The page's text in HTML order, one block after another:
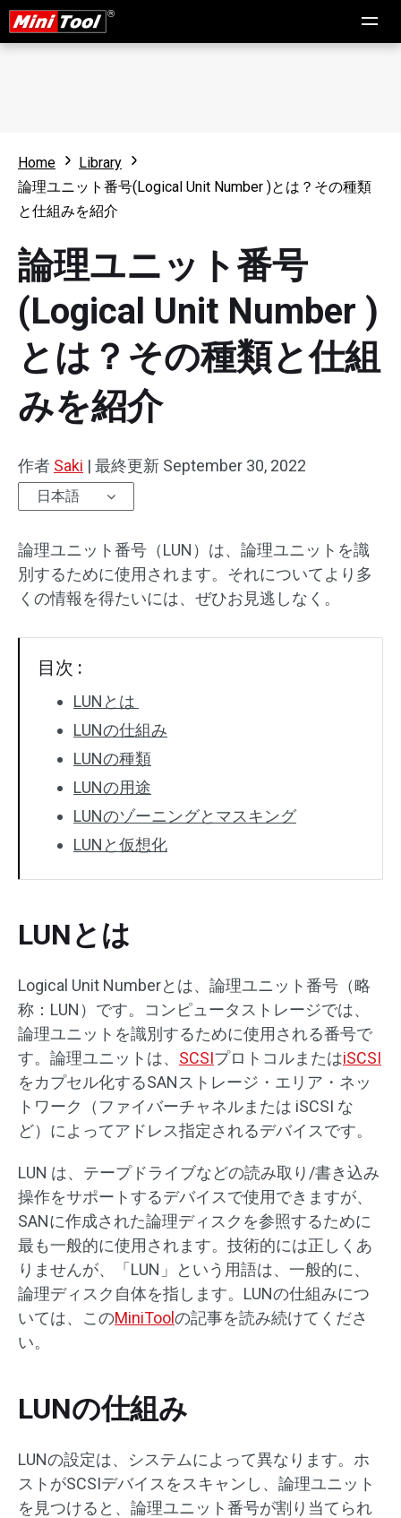
Home
Library
論理ユニット番号(Logical Unit Number )とは？その種類
と仕組みを紹介
論理ユニット番号
(Logical Unit Number )
とは？その種類と仕組
みを紹介
作者 Saki | 最終更新 September 30, 2022
日本語
論理ユニット番号（LUN）は、論理ユニットを識
別するために使用されます。それについてより多
くの情報を得たいには、ぜひお見逃しなく。
目次 :
LUNとは
LUNの仕組み
LUNの種類
LUNの用途
LUNのゾーニングとマスキング
LUNと仮想化
LUNとは
Logical Unit Numberとは、論理ユニット番号（略
称：LUN）です。コンピュータストレージでは、
論理ユニットを識別するために使用される番号で
す。論理ユニットは、 SCSIプロトコルまたはiSCSI
をカプセル化するSANストレージ・エリア・ネッ
トワーク（ファイバーチャネルまたは iSCSI な
ど）によってアドレス指定されるデバイスです。
LUN は、テープドライブなどの読み取り/書き込み
操作をサポートするデバイスで使用できますが、
SANに作成された論理ディスクを参照するために
最も一般的に使用されます。技術的には正しくあ
りませんが、「LUN」という用語は、一般的に、
論理ディスク自体を指します。LUNの仕組みにつ
いては、このMiniToolの記事を読み続けてくださ
い。
LUNの仕組み
LUNの設定は、システムによって異なります。ホ
ストがSCSIデバイスをスキャンし、論理ユニット
を見つけると、論理ユニット番号が割り当てられ